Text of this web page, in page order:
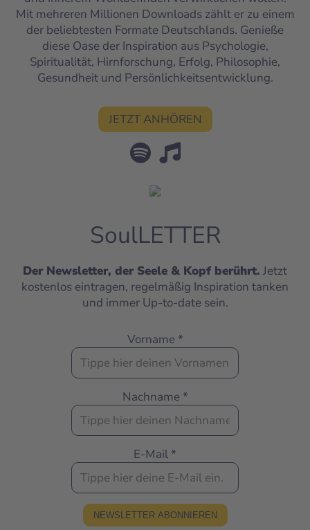
Mit mehreren Millionen Downloads zählt er zu einem
der beliebtesten Formate Deutschlands. Genieße
diese Oase der Inspiration aus Psychologie,
Spiritualität, Hirnforschung, Erfolg, Philosophie,
Gesundheit und Persönlichkeitsentwicklung.
JETZT ANHÖREN
SoulLETTER
Der Newsletter, der Seele & Kopf berührt. Jetzt
kostenlos eintragen, regelmäßig Inspiration tanken
und immer Up-to-date sein.
Vorname *
Nachname *
E-Mail *
NEWSLETTER ABONNIEREN